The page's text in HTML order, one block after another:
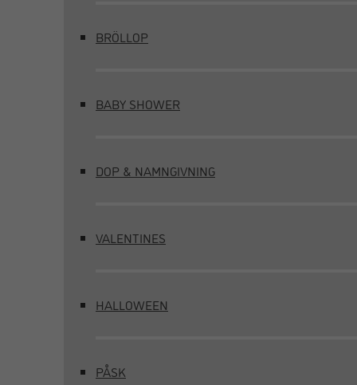
BRÖLLOP
BABY SHOWER
DOP & NAMNGIVNING
VALENTINES
HALLOWEEN
PÅSK